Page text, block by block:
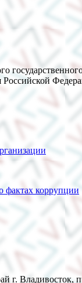
Российской
фактах коррупции
г. Владивосток,